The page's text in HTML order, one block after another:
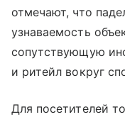
отмечают, что
узнаваемость
сопутствующую
и ритейл вокруг
Для посетителей